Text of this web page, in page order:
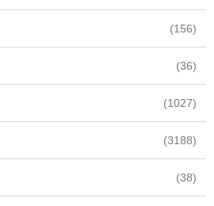
(156)
(36)
(1027)
(3188)
(38)